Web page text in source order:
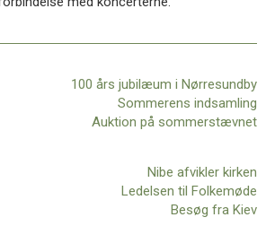
100 års jubilæum i Nørresundby
Sommerens indsamling
Auktion på sommerstævnet
Nibe afvikler kirken
Ledelsen til Folkemøde
Besøg fra Kiev